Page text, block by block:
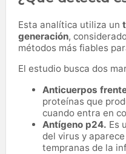
Esta analítica utiliza un
generación,
métodos más fiables
El estudio busca dos
Anticuerpos
proteínas que
cuando entra en
Antígeno p24. Es
del virus y
tempranas de la